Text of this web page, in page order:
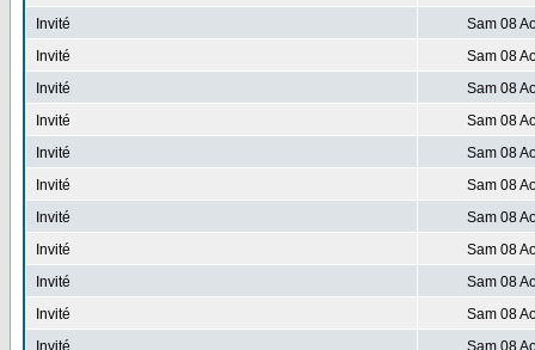
Invité
Sam 08
Invité
Sam 08
Invité
Sam 08
Invité
Sam 08
Invité
Sam 08
Invité
Sam 08
Invité
Sam 08
Invité
Sam 08
Invité
Sam 08
Invité
Sam 08
Invité
Sam 08